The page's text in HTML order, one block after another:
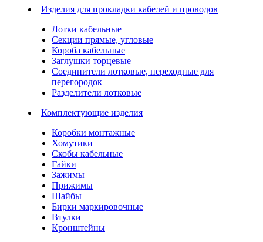
Изделия для прокладки кабелей и проводов
Лотки кабельные
Секции прямые, угловые
Короба кабельные
Заглушки торцевые
Соединители лотковые, переходные для
перегородок
Разделители лотковые
Комплектующие изделия
Коробки монтажные
Хомутики
Скобы кабельные
Гайки
Зажимы
Прижимы
Шайбы
Бирки маркировочные
Втулки
Кронштейны